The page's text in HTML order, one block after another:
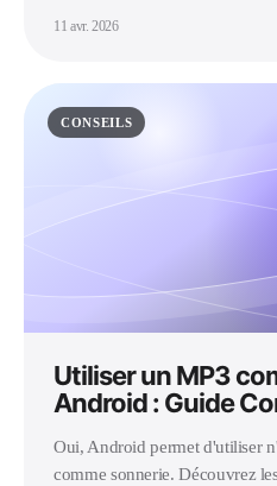
11 avr. 2026
CONSEILS
Utiliser un MP3
Android : Guide
Oui, Android permet d'utiliser
comme sonnerie. Découvrez